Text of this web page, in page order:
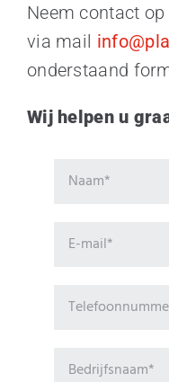
Neem contact op
via mail
onderstaand
Wij helpen u